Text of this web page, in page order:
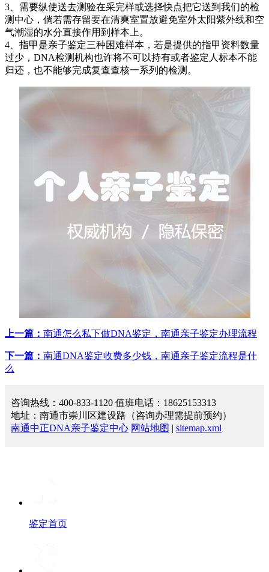
3、需要纵使送去测验在采完样或选择快点把它送到我们的检
测中心，倘若需存留要在清爽室置放避免室外太阳紫外线和空
气潮湿的水分直接作用到样本上。
4、指甲是亲子鉴定三种困难样本，若是提供的指甲资料数量
过少，DNA检测机构也许将不可以持有或者鉴定人标本不能
归还，也不能够完成复查查核一系列的检测。
上一篇： 南通怎么私下做DNA鉴定，南通亲子鉴定办理流程
下一篇： 南通DNA鉴定收费多少钱，南通亲子鉴定流程是什
么
咨询热线：400-833-1120 值班电话：18625153313
地址：南通市崇川区建设路（咨询办理需提前预约）
南通中正DNA亲子鉴定中心 网站地图 | sitemap.xml
鉴定首页